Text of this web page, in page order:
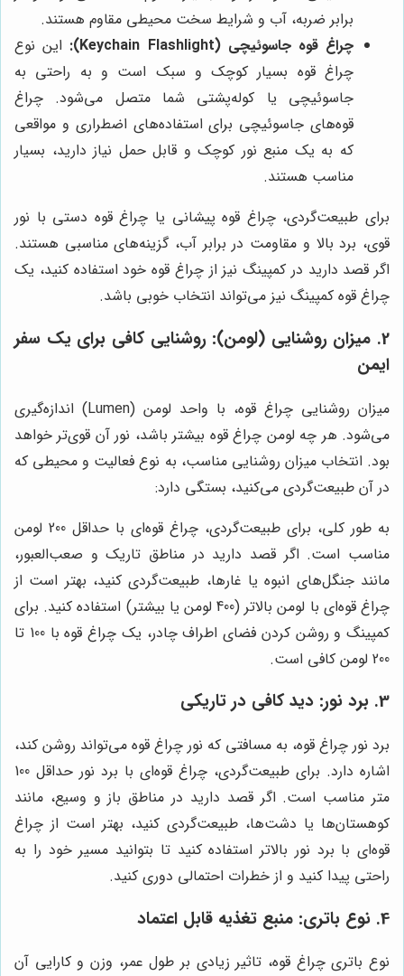
برابر ضربه، آب و شرایط سخت محیطی مقاوم هستند.
چراغ قوه جاسوئیچی (Keychain Flashlight):
این نوع
چراغ قوه بسیار کوچک و سبک است و به راحتی به
جاسوئیچی یا کوله‌پشتی شما متصل می‌شود. چراغ
قوه‌های جاسوئیچی برای استفاده‌های اضطراری و مواقعی
که به یک منبع نور کوچک و قابل حمل نیاز دارید، بسیار
مناسب هستند.
برای طبیعت‌گردی، چراغ قوه پیشانی یا چراغ قوه دستی با نور
قوی، برد بالا و مقاومت در برابر آب، گزینه‌های مناسبی هستند.
اگر قصد دارید در کمپینگ نیز از چراغ قوه خود استفاده کنید، یک
چراغ قوه کمپینگ نیز می‌تواند انتخاب خوبی باشد.
2. میزان روشنایی (لومن): روشنایی کافی برای یک سفر
ایمن
میزان روشنایی چراغ قوه، با واحد لومن (Lumen) اندازه‌گیری
می‌شود. هر چه لومن چراغ قوه بیشتر باشد، نور آن قوی‌تر خواهد
بود. انتخاب میزان روشنایی مناسب، به نوع فعالیت و محیطی که
در آن طبیعت‌گردی می‌کنید، بستگی دارد:
به طور کلی، برای طبیعت‌گردی، چراغ قوه‌ای با حداقل 200 لومن
مناسب است. اگر قصد دارید در مناطق تاریک و صعب‌العبور،
مانند جنگل‌های انبوه یا غارها، طبیعت‌گردی کنید، بهتر است از
چراغ قوه‌ای با لومن بالاتر (400 لومن یا بیشتر) استفاده کنید. برای
کمپینگ و روشن کردن فضای اطراف چادر، یک چراغ قوه با 100 تا
200 لومن کافی است.
3. برد نور: دید کافی در تاریکی
برد نور چراغ قوه، به مسافتی که نور چراغ قوه می‌تواند روشن کند،
اشاره دارد. برای طبیعت‌گردی، چراغ قوه‌ای با برد نور حداقل 100
متر مناسب است. اگر قصد دارید در مناطق باز و وسیع، مانند
کوهستان‌ها یا دشت‌ها، طبیعت‌گردی کنید، بهتر است از چراغ
قوه‌ای با برد نور بالاتر استفاده کنید تا بتوانید مسیر خود را به
راحتی پیدا کنید و از خطرات احتمالی دوری کنید.
4. نوع باتری: منبع تغذیه قابل اعتماد
نوع باتری چراغ قوه، تاثیر زیادی بر طول عمر، وزن و کارایی آن